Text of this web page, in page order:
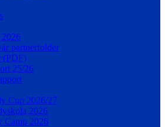
2026
partnerfolder
(PDF)
25/26
Cup 2026/27
2026
Camp 2026